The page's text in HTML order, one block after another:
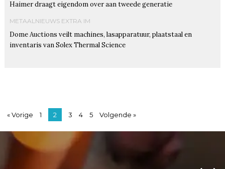
Haimer draagt eigendom over aan tweede generatie
METAALNIEUWS EXTRA IM
Dome Auctions veilt machines, lasapparatuur, plaatstaal en
inventaris van Solex Thermal Science
« Vorige 1 2 3 4 5 Volgende »